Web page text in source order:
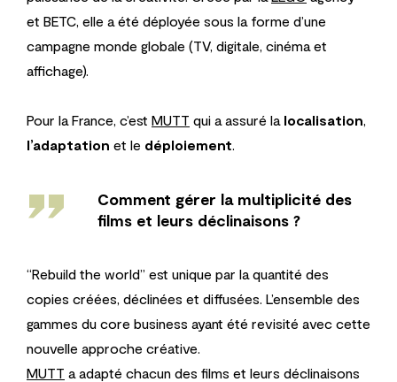
et BETC, elle a été déployée sous la forme d’une
campagne monde globale (TV, digitale, cinéma et
affichage).
Pour la France, c’est MUTT qui a assuré la localisation,
l’adaptation et le déploiement.
''
Comment gérer la multiplicité des
films et leurs déclinaisons ?
“Rebuild the world” est unique par la quantité des
copies créées, déclinées et diffusées. L’ensemble des
gammes du core business ayant été revisité avec cette
nouvelle approche créative.
MUTT a adapté chacun des films et leurs déclinaisons